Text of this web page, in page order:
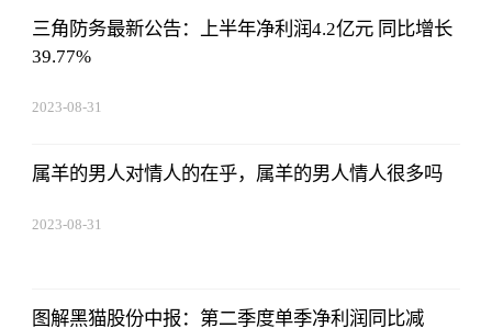
三角防务最新公告：上半年净利润4.2亿元 同比增长
39.77%
2023-08-31
属羊的男人对情人的在乎，属羊的男人情人很多吗
2023-08-31
图解黑猫股份中报：第二季度单季净利润同比减